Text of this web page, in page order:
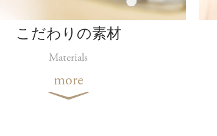
こだわりの素材
Materials
more